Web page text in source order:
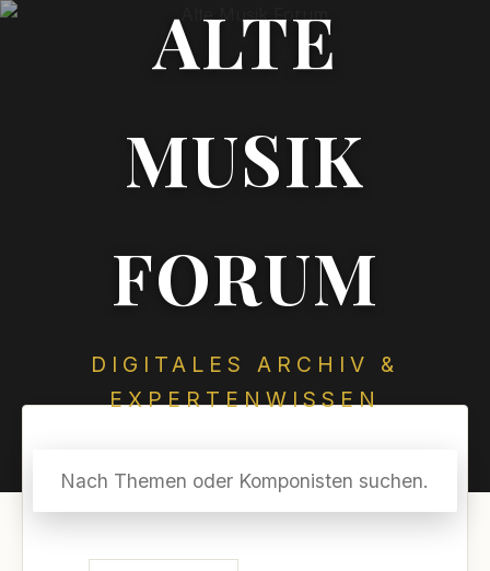
ALTE
MUSIK
FORUM
DIGITALES ARCHIV &
EXPERTENWISSEN
Themenübersicht